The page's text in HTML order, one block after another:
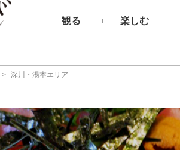
観る 楽しむ
> 深川・湯本エリア